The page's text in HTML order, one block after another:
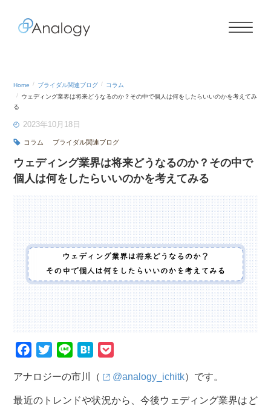
Home ブライダル関連ブログ
コラム
ウェディング業界は将来どうなるのか？その中で個人は何をしたらいいのかを考えてみ
る
2023年10月18日
コラム ブライダル関連ブログ
ウェディング業界は将来どうなるのか？その中で
個人は何をしたらいいのかを考えてみる
c
e
t
n
e
H
e
c
k
アナロジーの市川（ @analogy_ichitk）です。
最近のトレンドや状況から、今後ウェディング業界はど